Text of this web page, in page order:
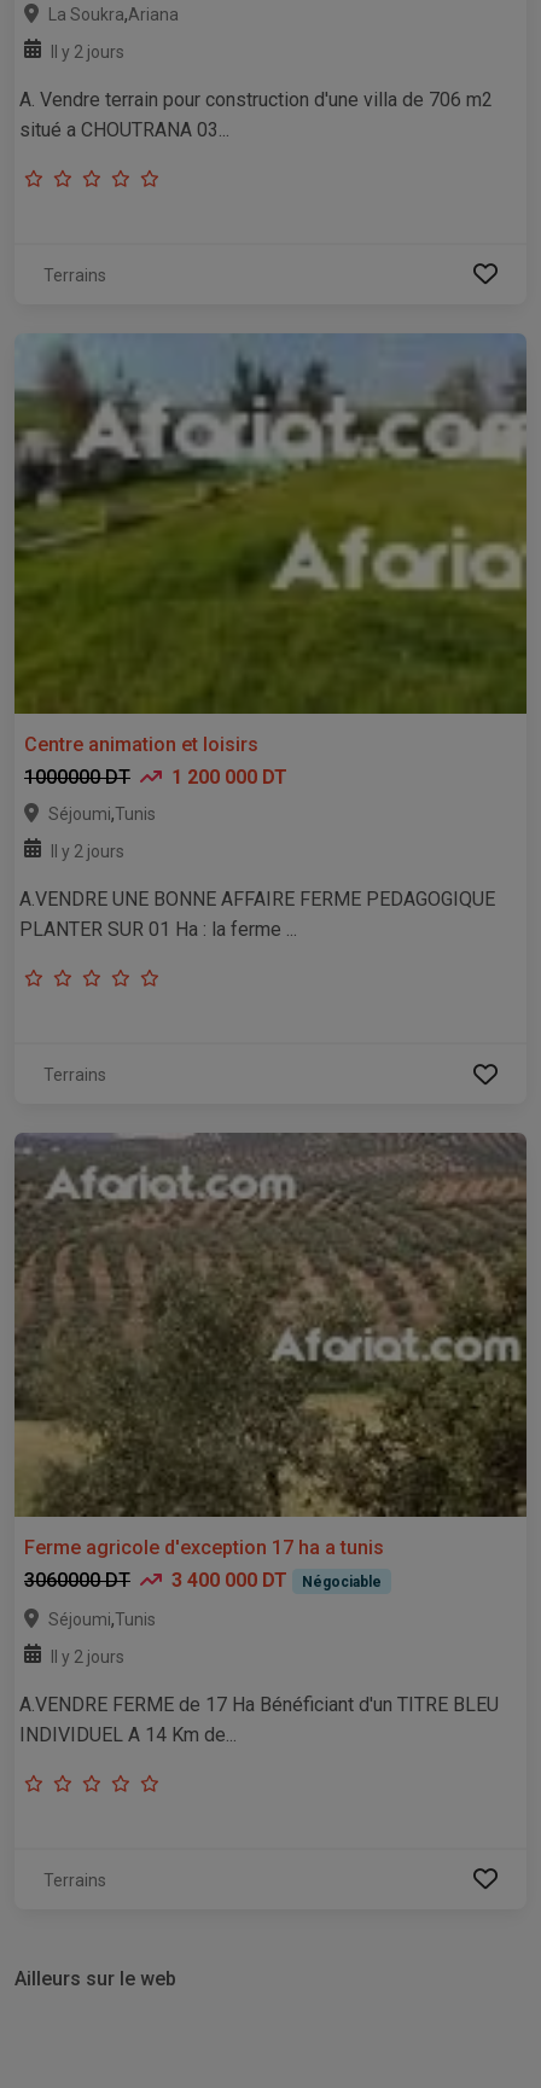
La Soukra,Ariana
Il y 2 jours
A. Vendre terrain pour construction d'une villa de 706 m2
situé a CHOUTRANA 03...
Terrains
Centre animation et loisirs
1000000 DT
1 200 000 DT
Séjoumi,Tunis
Il y 2 jours
A.VENDRE UNE BONNE AFFAIRE FERME PEDAGOGIQUE
PLANTER SUR 01 Ha : la ferme ...
Terrains
Ferme agricole d'exception 17 ha a tunis
3060000 DT
3 400 000 DT Négociable
Séjoumi,Tunis
Il y 2 jours
A.VENDRE FERME de 17 Ha Bénéficiant d'un TITRE BLEU
INDIVIDUEL A 14 Km de...
Terrains
Ailleurs sur le web